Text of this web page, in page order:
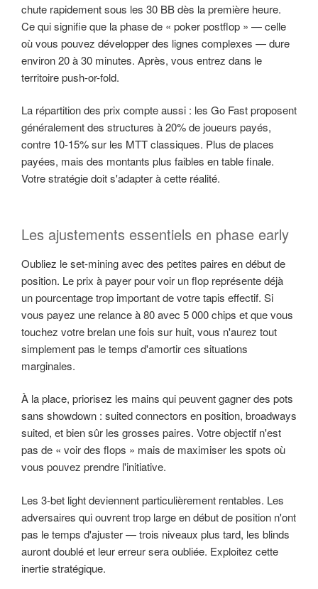
chute rapidement sous les 30 BB dès la première heure.
Ce qui signifie que la phase de « poker postflop » — celle
où vous pouvez développer des lignes complexes — dure
environ 20 à 30 minutes. Après, vous entrez dans le
territoire push-or-fold.
La répartition des prix compte aussi : les Go Fast proposent
généralement des structures à 20% de joueurs payés,
contre 10-15% sur les MTT classiques. Plus de places
payées, mais des montants plus faibles en table finale.
Votre stratégie doit s'adapter à cette réalité.
Les ajustements essentiels en phase early
Oubliez le set-mining avec des petites paires en début de
position. Le prix à payer pour voir un flop représente déjà
un pourcentage trop important de votre tapis effectif. Si
vous payez une relance à 80 avec 5 000 chips et que vous
touchez votre brelan une fois sur huit, vous n'aurez tout
simplement pas le temps d'amortir ces situations
marginales.
À la place, priorisez les mains qui peuvent gagner des pots
sans showdown : suited connectors en position, broadways
suited, et bien sûr les grosses paires. Votre objectif n'est
pas de « voir des flops » mais de maximiser les spots où
vous pouvez prendre l'initiative.
Les 3-bet light deviennent particulièrement rentables. Les
adversaires qui ouvrent trop large en début de position n'ont
pas le temps d'ajuster — trois niveaux plus tard, les blinds
auront doublé et leur erreur sera oubliée. Exploitez cette
inertie stratégique.